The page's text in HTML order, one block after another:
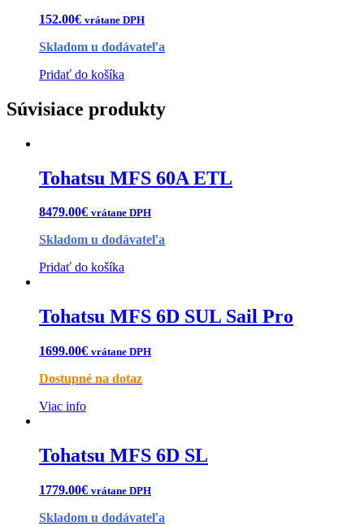
152.00€ vrátane DPH
Skladom u dodávateľa
Pridať do košíka
Súvisiace produkty
Tohatsu MFS 60A ETL
8479.00€ vrátane DPH
Skladom u dodávateľa
Pridať do košíka
Tohatsu MFS 6D SUL Sail Pro
1699.00€ vrátane DPH
Dostupné na dotaz
Viac info
Tohatsu MFS 6D SL
1779.00€ vrátane DPH
Skladom u dodávateľa